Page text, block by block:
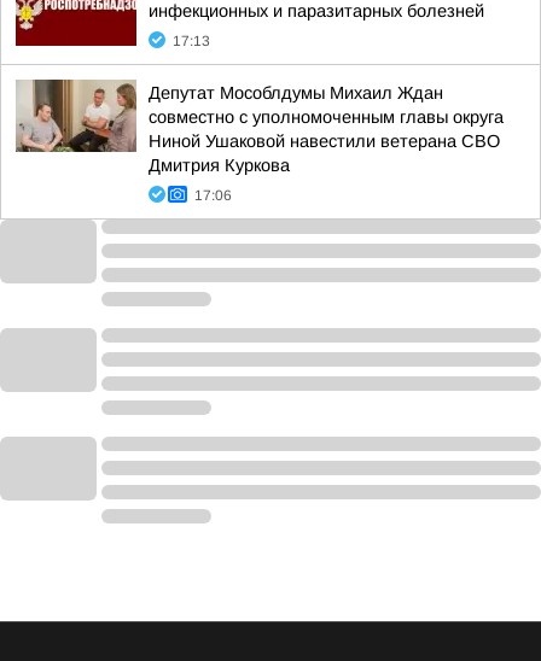
инфекционных и паразитарных болезней
17:13
Депутат Мособлдумы Михаил Ждан
совместно с уполномоченным главы округа
Ниной Ушаковой навестили ветерана СВО
Дмитрия Куркова
17:06